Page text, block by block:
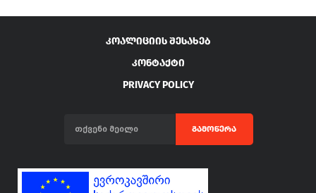
ᲙᲝᲐᲚᲘᲪᲘᲘᲡ ᲨᲔᲡᲐᲮᲔᲑ
ᲙᲝᲜᲢᲐᲥᲢᲘ
PRIVACY POLICY
ᲒᲐᲛᲝᲬᲔᲠᲐ